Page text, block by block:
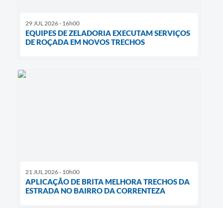
29 JUL 2026 - 16h00
EQUIPES DE ZELADORIA EXECUTAM SERVIÇOS
DE ROÇADA EM NOVOS TRECHOS
21 JUL 2026 - 10h00
APLICAÇÃO DE BRITA MELHORA TRECHOS DA
ESTRADA NO BAIRRO DA CORRENTEZA